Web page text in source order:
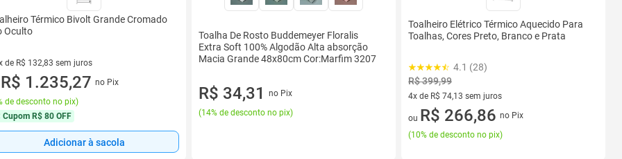
Térmico Bivolt Grande Cromado
Oculto
de R$ 132,83 sem juros
vez de R$ 132,83 sem juros
R$ 1.235,27 no Pix
de desconto no pix)
Cupom R$ 80 OFF
Adicionar à sacola
Toalha De Rosto Buddemeyer Floralis
Extra Soft 100% Algodão Alta absorção
Macia Grande 48x80cm Cor:Marfim 3207
R$ 34,31
no Pix
(14% de desconto no pix)
Toalheiro Elétrico Térmico Aquecido Para
Toalhas, Cores Preto, Branco e Prata
4.1 (28)
R$ 399,99
4x de R$ 74,13 sem juros
4 vez de R$ 74,13 sem juros
ou R$ 266,86 no Pix
(10% de desconto no pix)